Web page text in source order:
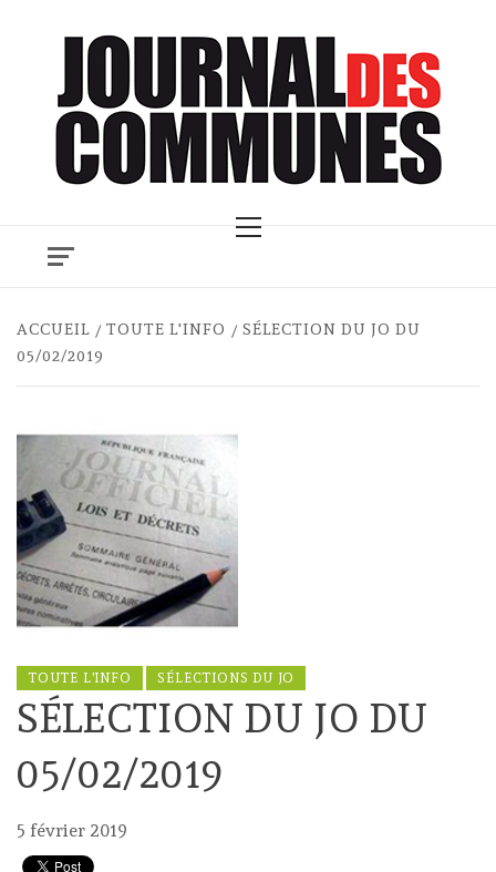
Menu
ACCUEIL TOUTE L'INFO
SÉLECTION DU JO DU
05/02/2019
TOUTE L'INFO SÉLECTIONS DU JO
SÉLECTION DU JO DU
05/02/2019
5 février 2019